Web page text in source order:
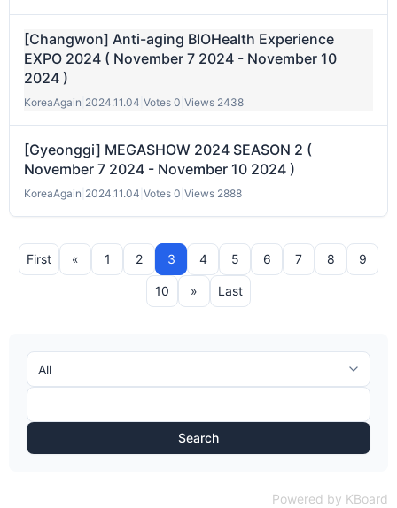
[Changwon] Anti-aging BIOHealth Experience
EXPO 2024 ( November 7 2024 - November 10
2024 )
KoreaAgain 2024.11.04 Votes 0 Views 2438
[Gyeonggi] MEGASHOW 2024 SEASON 2 (
November 7 2024 - November 10 2024 )
KoreaAgain 2024.11.04 Votes 0 Views 2888
First « 1 2 3 4 5 6 7 8 9
10 » Last
Search
Powered by KBoard